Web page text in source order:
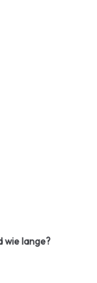
wie lange?